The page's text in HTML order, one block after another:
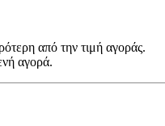
από την τιμή αγοράς.
αγορά.